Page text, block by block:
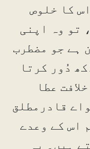
کا خلوص
تو وہ اپنی
ہے جو مضطرب
دُور کرتا
عطا
قادرمطلق
اس کے وعدے
ہیں۔ یہ